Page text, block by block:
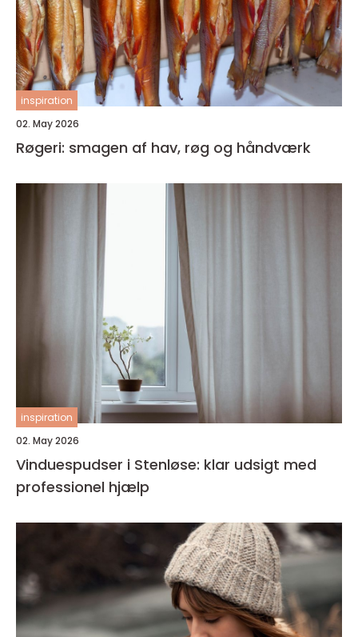
inspiration
02. May 2026
Røgeri: smagen af hav, røg og håndværk
inspiration
02. May 2026
Vinduespudser i Stenløse: klar udsigt med
professionel hjælp